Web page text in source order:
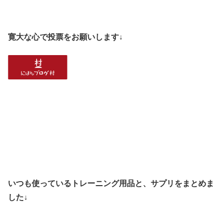
寛大な心で投票をお願いします↓
いつも使っているトレーニング用品と、サプリをまとめま
した↓